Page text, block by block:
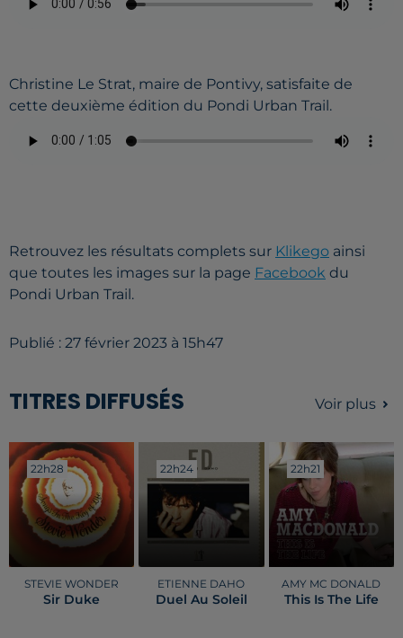
Christine Le Strat, maire de Pontivy, satisfaite de
cette deuxième édition du Pondi Urban Trail.
Retrouvez les résultats complets sur Klikego ainsi
que toutes les images sur la page Facebook du
Pondi Urban Trail.
Publié : 27 février 2023 à 15h47
TITRES DIFFUSÉS Voir plus
22h28
22h28
STEVIE WONDER
Sir Duke
22h24
22h24
ETIENNE DAHO
Duel Au Soleil
22h21
22h21
AMY MC DONALD
This Is The Life